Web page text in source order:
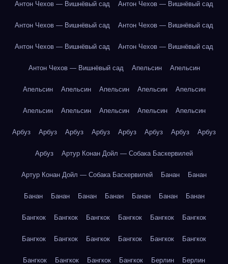
Антон Чехов — Вишнёвый сад Антон Чехов — Вишнёвый сад
Антон Чехов — Вишнёвый сад Антон Чехов — Вишнёвый сад
Антон Чехов — Вишнёвый сад Антон Чехов — Вишнёвый сад
Антон Чехов — Вишнёвый сад Апельсин Апельсин
Апельсин Апельсин Апельсин Апельсин Апельсин
Апельсин Апельсин Апельсин Апельсин Апельсин
Арбуз Арбуз Арбуз Арбуз Арбуз Арбуз Арбуз Арбуз
Арбуз Артур Конан Дойл — Собака Баскервилей
Артур Конан Дойл — Собака Баскервилей Банан Банан
Банан Банан Банан Банан Банан Банан Банан
Бангкок Бангкок Бангкок Бангкок Бангкок Бангкок
Бангкок Бангкок Бангкок Бангкок Бангкок Бангкок
Бангкок Бангкок Бангкок Бангкок Берлин Берлин